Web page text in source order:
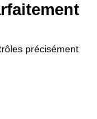
précisément